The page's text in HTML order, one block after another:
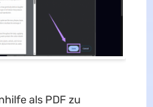
als PDF zu